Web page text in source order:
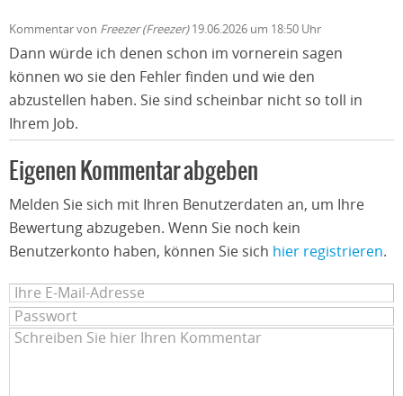
Kommentar von Freezer (Freezer)19.06.2026 um 18:50 Uhr
Dann würde ich denen schon im vornerein sagen
können wo sie den Fehler finden und wie den
abzustellen haben. Sie sind scheinbar nicht so toll in
Ihrem Job.
Eigenen Kommentar abgeben
Melden Sie sich mit Ihren Benutzerdaten an, um Ihre
Bewertung abzugeben. Wenn Sie noch kein
Benutzerkonto haben, können Sie sich hier registrieren.